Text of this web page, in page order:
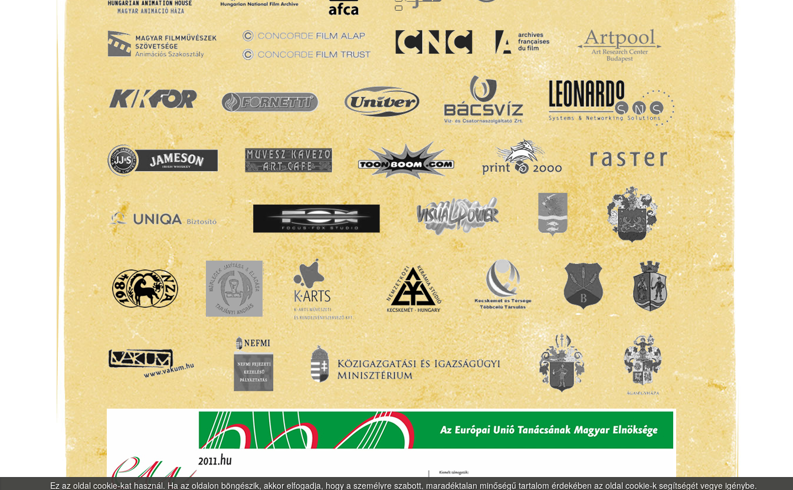
Ez az oldal cookie-kat használ. Ha az oldalon böngészik, akkor elfogadja, hogy a személyre szabott, maradéktalan minőségű tartalom érdekében az oldal cookie-k segítségét vegye igénybe.